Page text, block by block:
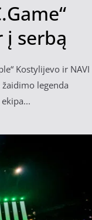
į serbą
Kostylijevo ir NAVI
legenda